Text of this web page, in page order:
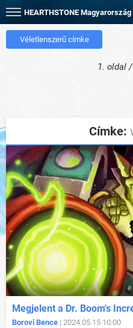
HEARTHSTONE Magyarország
Véletlenszerű címke
1. oldal
Címke:
Megjelent a Dr. Boom's
Borovi Bence | 2024.05.15 10:00